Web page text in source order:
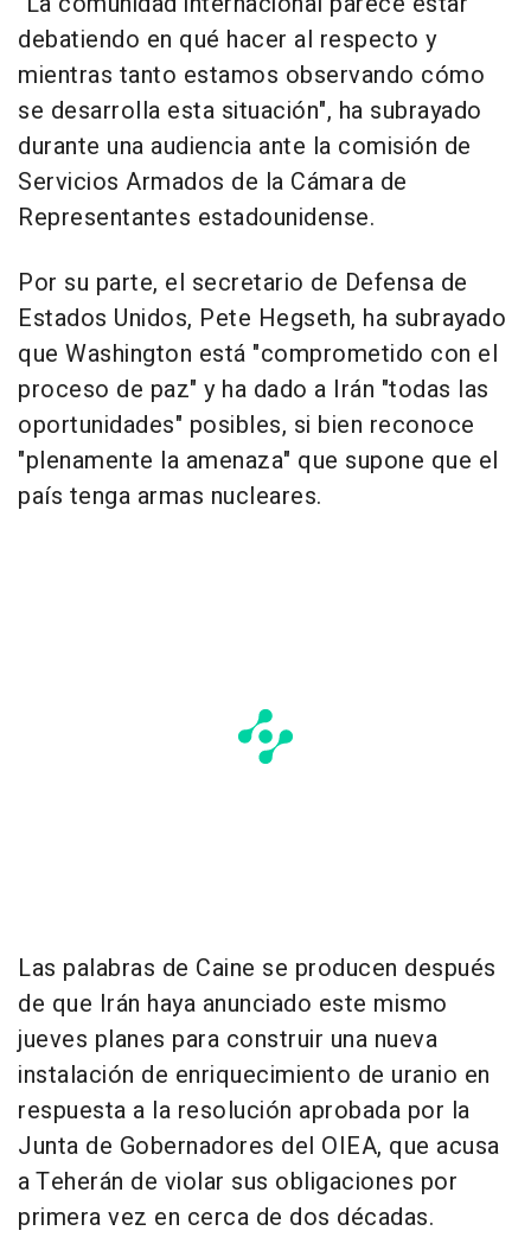
debatiendo en qué hacer al respecto y
mientras tanto estamos observando cómo
se desarrolla esta situación", ha subrayado
durante una audiencia ante la comisión de
Servicios Armados de la Cámara de
Representantes estadounidense.
Por su parte, el secretario de Defensa de
Estados Unidos, Pete Hegseth, ha subrayado
que Washington está "comprometido con el
proceso de paz" y ha dado a Irán "todas las
oportunidades" posibles, si bien reconoce
"plenamente la amenaza" que supone que el
país tenga armas nucleares.
Las palabras de Caine se producen después
de que Irán haya anunciado este mismo
jueves planes para construir una nueva
instalación de enriquecimiento de uranio en
respuesta a la resolución aprobada por la
Junta de Gobernadores del OIEA, que acusa
a Teherán de violar sus obligaciones por
primera vez en cerca de dos décadas.